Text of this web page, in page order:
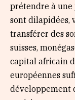
prétendre à une
sont dilapidées,
transférer des
suisses,
capital africain
européennes
développement